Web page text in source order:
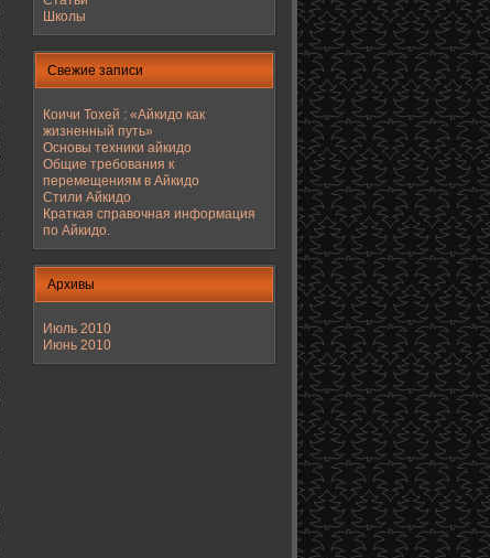
Школы
Свежие записи
Коичи Тохей : «Айкидо как
жизненный путь»
Основы техники айкидо
Общие требования к
перемещениям в Айкидо
Стили Айкидо
Краткая справочная информация
по Айкидо.
Архивы
Июль 2010
Июнь 2010